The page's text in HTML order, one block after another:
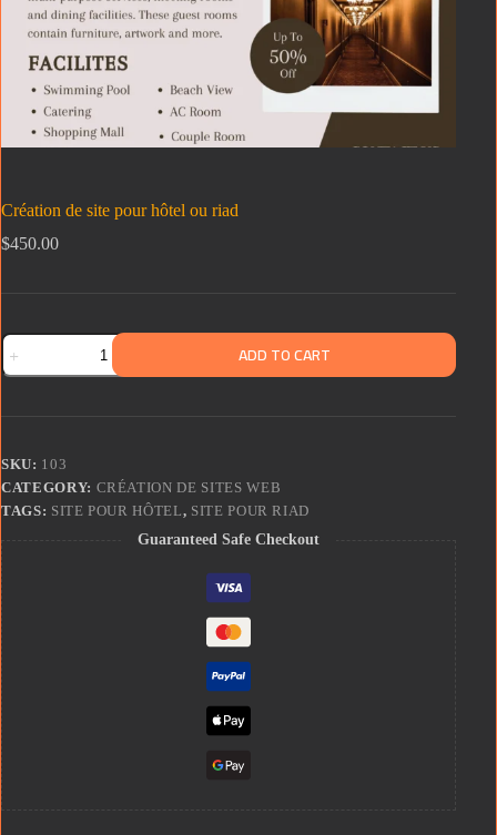
Création de site pour hôtel ou riad
$450.00
ADD TO CART
SKU: 103
CATEGORY: CRÉATION DE SITES WEB
TAGS: SITE POUR HÔTEL, SITE POUR RIAD
Guaranteed Safe Checkout